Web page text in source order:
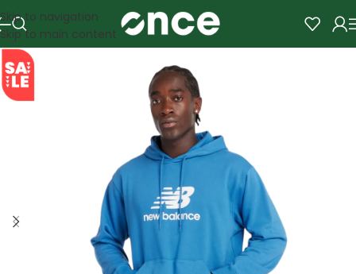
Skip to navigation
Skip to main content
SALE